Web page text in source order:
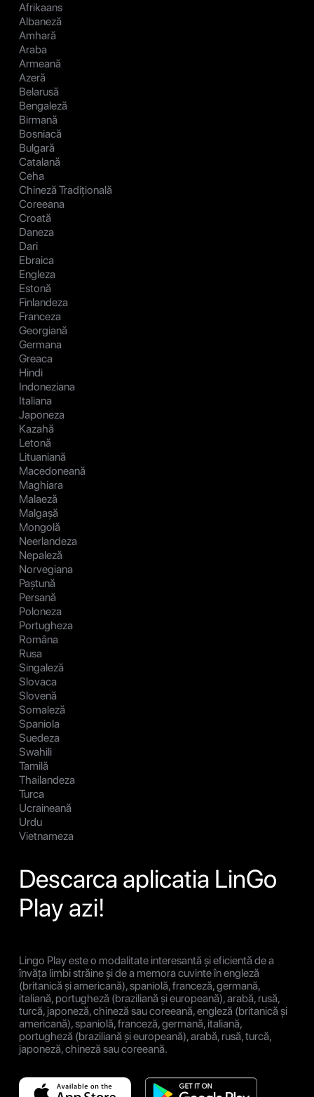
Afrikaans
Albaneză
Amhară
Araba
Armeană
Azeră
Belarusă
Bengaleză
Birmană
Bosniacă
Bulgară
Catalană
Ceha
Chineză Tradițională
Coreeana
Croată
Daneza
Dari
Ebraica
Engleza
Estonă
Finlandeza
Franceza
Georgiană
Germana
Greaca
Hindi
Indoneziana
Italiana
Japoneza
Kazahă
Letonă
Lituaniană
Macedoneană
Maghiara
Malaeză
Malgașă
Mongolă
Neerlandeza
Nepaleză
Norvegiana
Paștună
Persană
Poloneza
Portugheza
Româna
Rusa
Singaleză
Slovaca
Slovenă
Somaleză
Spaniola
Suedeza
Swahili
Tamilă
Thailandeza
Turca
Ucraineană
Urdu
Vietnameza
Descarca aplicatia LinGo
Play azi!
Lingo Play este o modalitate interesantă și eficientă de a
învăța limbi străine și de a memora cuvinte în engleză
(britanică și americană), spaniolă, franceză, germană,
italiană, portugheză (braziliană și europeană), arabă, rusă,
turcă, japoneză, chineză sau coreeană, engleză (britanică și
americană), spaniolă, franceză, germană, italiană,
portugheză (braziliană și europeană), arabă, rusă, turcă,
japoneză, chineză sau coreeană.